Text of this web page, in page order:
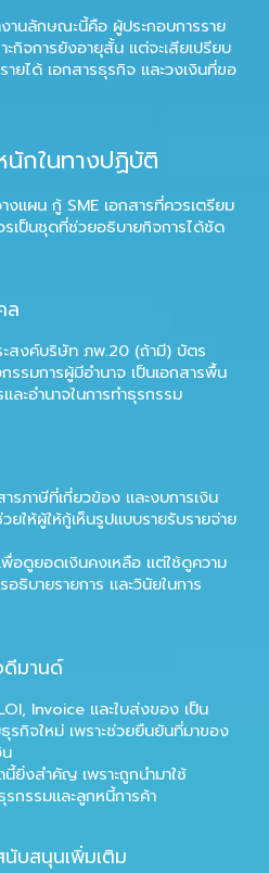
านลักษณะนี้คือ ผู้ประกอบการราย
ะกิจการยังอายุสั้น แต่จะเสียเปรียบ
ายได้ เอกสารธุรกิจ และวงเงินที่ขอ
นักในทางปฏิบัติ
างแผนกู้ SME เอกสารที่ควรเตรียม
เป็นชุดที่ช่วยอธิบายกิจการได้ชัด
ล
สงค์บริษัท ภพ.20 (ถ้ามี) บัตร
รรมการผู้มีอำนาจ เป็นเอกสารพื้น
ะอำนาจในการทำธุรกรรม
รภาษีที่เกี่ยวข้อง และงบการเงิน
ให้ผู้ให้กู้เห็นรูปแบบรายรับรายจ่าย
อดูยอดเงินคงเหลือ แต่ใช้ดูความ
ธิบายรายการ และวินัยในการ
ดีมานด์
Invoice และใบส่งของ เป็น
รกิจใหม่ เพราะช่วยยืนยันที่มาของ
ยิ่งสำคัญ เพราะถูกนำมาใช้
กรรมและลูกหนี้การค้า
นับสนุนเพิ่มเติม